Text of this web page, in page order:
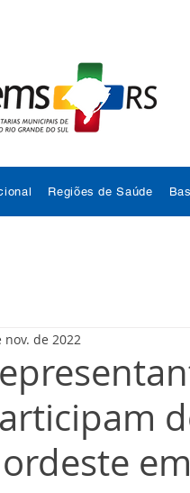
Regiões de Saúde
nov. de 2022